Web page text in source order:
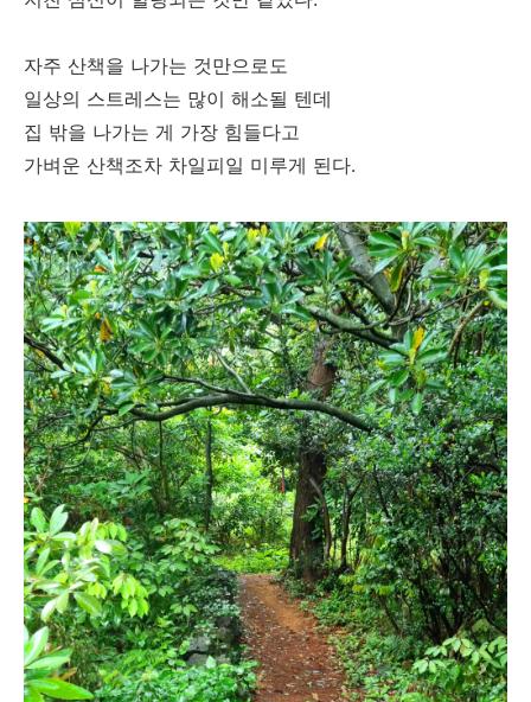
자주 산책을 나가는 것만으로도
일상의 스트레스는 많이 해소될 텐데
집 밖을 나가는 게 가장 힘들다고
가벼운 산책조차 차일피일 미루게 된다.